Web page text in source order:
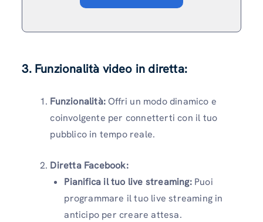
3. Funzionalità video in diretta:
Funzionalità:Offri un modo dinamico e
coinvolgente per connetterti con il tuo
pubblico in tempo reale.
Diretta Facebook:
Pianifica il tuo live streaming:Puoi
programmare il tuo live streaming in
anticipo per creare attesa.